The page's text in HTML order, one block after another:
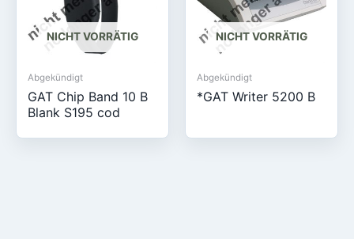
NICHT VORRÄTIG
Abgekündigt
GAT Chip Band 10 B
Blank S195 cod
NICHT VORRÄTIG
Abgekündigt
*GAT Writer 5200 B